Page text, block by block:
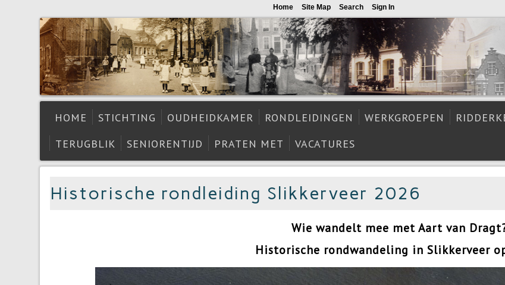
HOME STICHTING OUDHEIDKAMER RONDLEIDINGEN WERKGROEPEN
TERUGBLIK
SENIORENTIJD PRATEN MET VACATURES
Historische rondleiding Slikkerveer 2026
Wie wandelt mee met Aart van
Historische rondwandeling in Slikkerveer
Home Site Map Search Sign In